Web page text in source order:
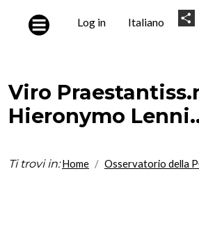
User
Log in Italiano
Viro
Hieronymo
Ti trovi in: Home Osservatorio della